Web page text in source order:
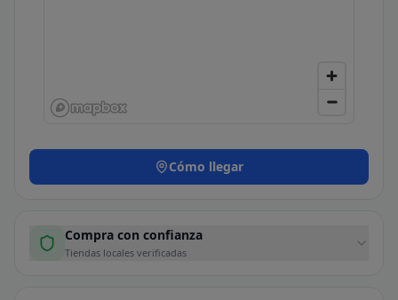
Cómo llegar
Compra con confianza
Tiendas locales verificadas